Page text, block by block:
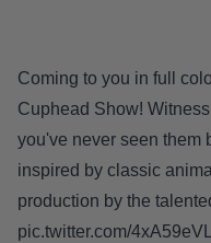
Coming to you in full
Cuphead Show!
you've never seen them
inspired by classic
production by the
pic.twitter.com/